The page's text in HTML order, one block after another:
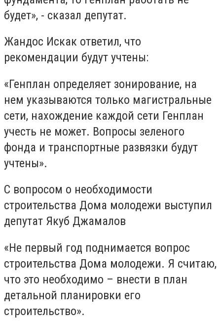
будет», - сказал депутат.
Жандос Искак ответил, что
рекомендации будут учтены:
«Генплан определяет зонирование, на
нем указываются только магистральные
сети, нахождение каждой сети Генплан
учесть не может. Вопросы зеленого
фонда и транспортные развязки будут
учтены».
С вопросом о необходимости
строительства Дома молодежи выступил
депутат Якуб Джамалов
«Не первый год поднимается вопрос
строительства Дома молодежи. Я считаю,
что это необходимо – внести в план
детальной планировки его
строительство».